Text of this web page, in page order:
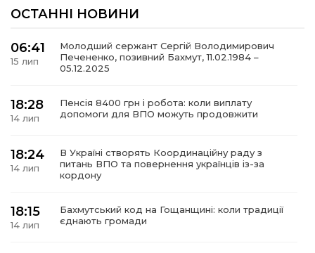
новини
політика
ОСТАННІ НОВИНИ
06:41
15 лип
Молодший сержант Сергій Володимирович
Печененко, позивний Бахмут, 11.02.1984 –
05.12.2025
18:28
14 лип
Пенсія 8400 грн і робота: коли виплату
допомоги для ВПО можуть продовжити
18:24
14 лип
В Україні створять Координаційну раду з
питань ВПО та повернення українців із-за
кордону
18:15
14 лип
Бахмутський код на Гощанщині: коли традиції
єднають громади